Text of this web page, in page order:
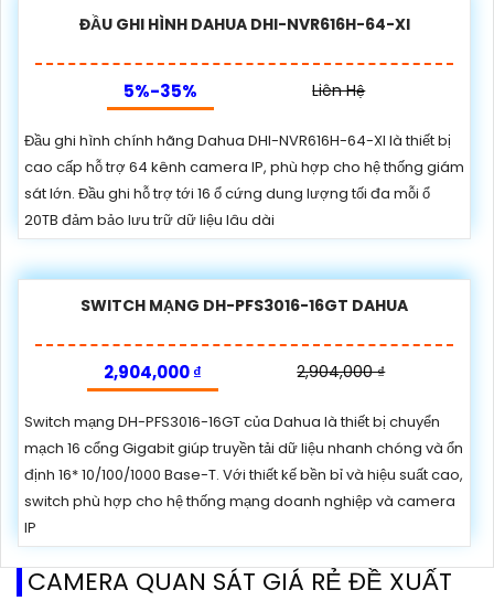
ĐẦU GHI HÌNH DAHUA DHI-NVR616H-64-XI
5%-35% Liên Hệ
Đầu ghi hình chính hãng Dahua DHI-NVR616H-64-XI là thiết bị
cao cấp hỗ trợ 64 kênh camera IP, phù hợp cho hệ thống giám
sát lớn. Đầu ghi hỗ trợ tới 16 ổ cứng dung lượng tối đa mỗi ổ
20TB đảm bảo lưu trữ dữ liệu lâu dài
SWITCH MẠNG DH-PFS3016-16GT DAHUA
2,904,000 ₫ 2,904,000 ₫
Switch mạng DH-PFS3016-16GT của Dahua là thiết bị chuyển
mạch 16 cổng Gigabit giúp truyền tải dữ liệu nhanh chóng và ổn
định 16* 10/100/1000 Base-T. Với thiết kế bền bỉ và hiệu suất cao,
switch phù hợp cho hệ thống mạng doanh nghiệp và camera
IP
CAMERA QUAN SÁT GIÁ RẺ ĐỀ XUẤT